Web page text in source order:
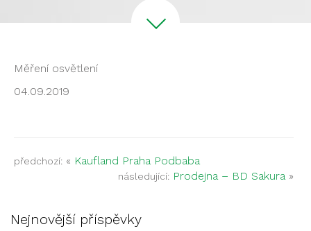
Měření osvětlení
04.09.2019
předchozí: « Kaufland Praha Podbaba
následující: Prodejna – BD Sakura»
Nejnovější příspěvky